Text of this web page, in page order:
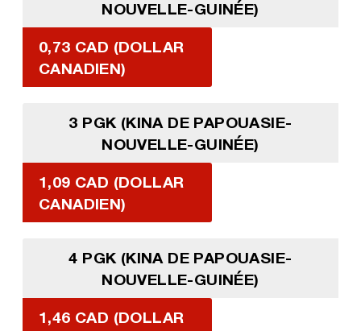
NOUVELLE-GUINÉE)
0,73 CAD (DOLLAR
CANADIEN)
3 PGK (KINA DE PAPOUASIE-
NOUVELLE-GUINÉE)
1,09 CAD (DOLLAR
CANADIEN)
4 PGK (KINA DE PAPOUASIE-
NOUVELLE-GUINÉE)
1,46 CAD (DOLLAR